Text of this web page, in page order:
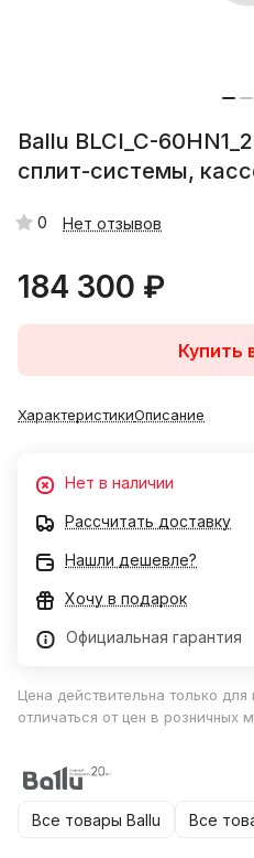
Ballu BLCI_C-
сплит-системы,
0 Нет отзывов
184 300 ₽
Купить
ХарактеристикиОписание
Нет в наличии
Рассчитать доставку
Нашли дешевле?
Хочу в подарок
Официальная гарантия
Цена действительна только
отличаться от цен в розничных
Все товары Ballu Все